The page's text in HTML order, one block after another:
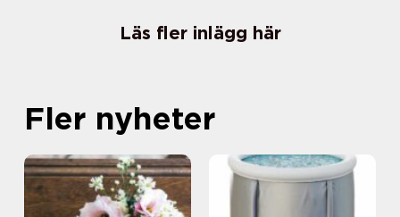
Läs fler inlägg här
Fler nyheter